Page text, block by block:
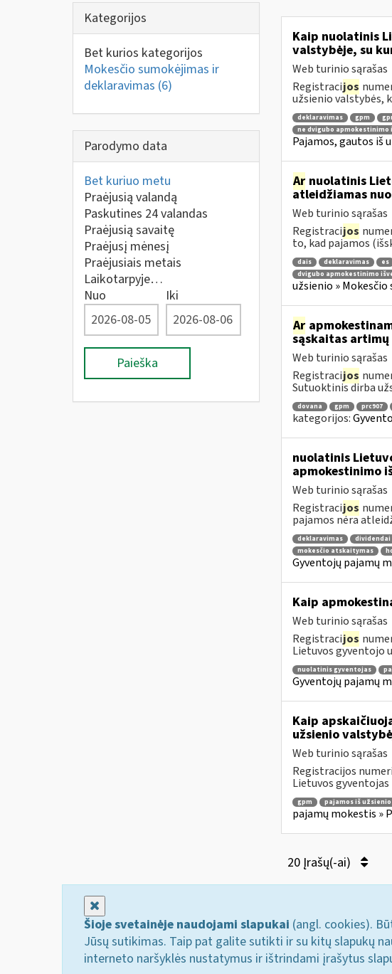
Kategorijos
Bet kurios kategorijos
Mokesčio sumokėjimas ir
deklaravimas (6)
Parodymo data
Bet kuriuo metu
Praėjusią valandą
Paskutines 24 valandas
Praėjusią savaitę
Praėjusį mėnesį
Praėjusiais metais
Laikotarpyje…
Nuo
Iki
Paieška
Kaip nuolatinis
valstybėje, su
Web turinio sąrašas
Registracijos
užsienio valstybės,
deklaravimas gpm
ne dvigubo
Pajamos, gautos iš
Arnuolatinis
atleidžiamas
Web turinio sąrašas
Registracijos
to, kad pajamos
dais deklaravimas es
dvigubo apmokestinimo
užsienio »
Ar
sąskaitas artimų
Web turinio sąrašas
Registracijos
Sutuoktinis dirba
dovana gpm prc907
kategorijos:
nuolatinis
apmokestinimo
Web turinio sąrašas
Registracijos
pajamos nėra
deklaravimas dividendai
mokesčio atskaitymas
Gyventojų pajamų
Kaip
Web turinio sąrašas
Registracijos
Lietuvos gyventojo
nuolatinis gyventojas
Gyventojų pajamų
Kaip
užsienio
Web turinio sąrašas
Registracijos
Lietuvos
gpm pajamos iš užsienio
pajamų mokestis »
20 Įrašų(-ai)
Šioje svetainėje naudojami slapukai (angl. cookies).
Jūsų sutikimas. Taip pat galite sutikti ir su kitų slapukų
interneto naršyklės nustatymus ir ištrindami įrašytus